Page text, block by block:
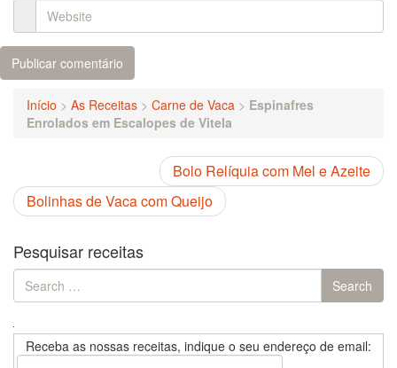
Início > As Receitas > Carne de Vaca > Espinafres
Enrolados em Escalopes de Vitela
Bolo Relíquia com Mel e Azeite
Bolinhas de Vaca com Queijo
Pesquisar receitas
Search
for:
Search
Receba as nossas receitas, indique o seu endereço de email: